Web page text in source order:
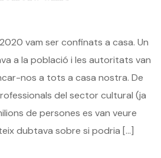
vam ser confinats a casa. Un
a la població i les autoritats van
nos a tots a casa nostra. De
del sector cultural (ja
de persones es van veure
dubtava sobre si podria […]